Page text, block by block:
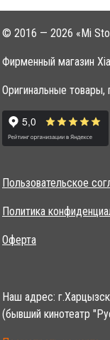
© 2016 — 2026 «Mi
Фирменный магазин
Оригинальные товары,
Пользовательское
Политика
Оферта
Наш адрес:
(бывший кинотеатр